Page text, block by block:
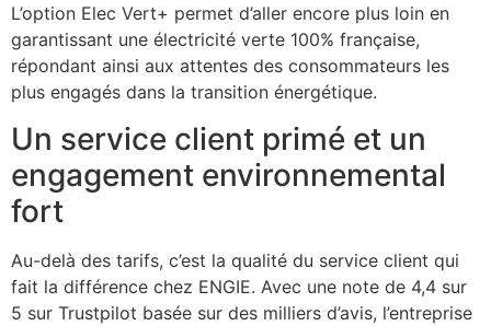
L’option Elec Vert+ permet d’aller encore plus loin en
garantissant une électricité verte 100% française,
répondant ainsi aux attentes des consommateurs les
plus engagés dans la transition énergétique.
Un service client primé et un
engagement environnemental
fort
Au-delà des tarifs, c’est la qualité du service client qui
fait la différence chez ENGIE. Avec une note de 4,4 sur
5 sur Trustpilot basée sur des milliers d’avis, l’entreprise